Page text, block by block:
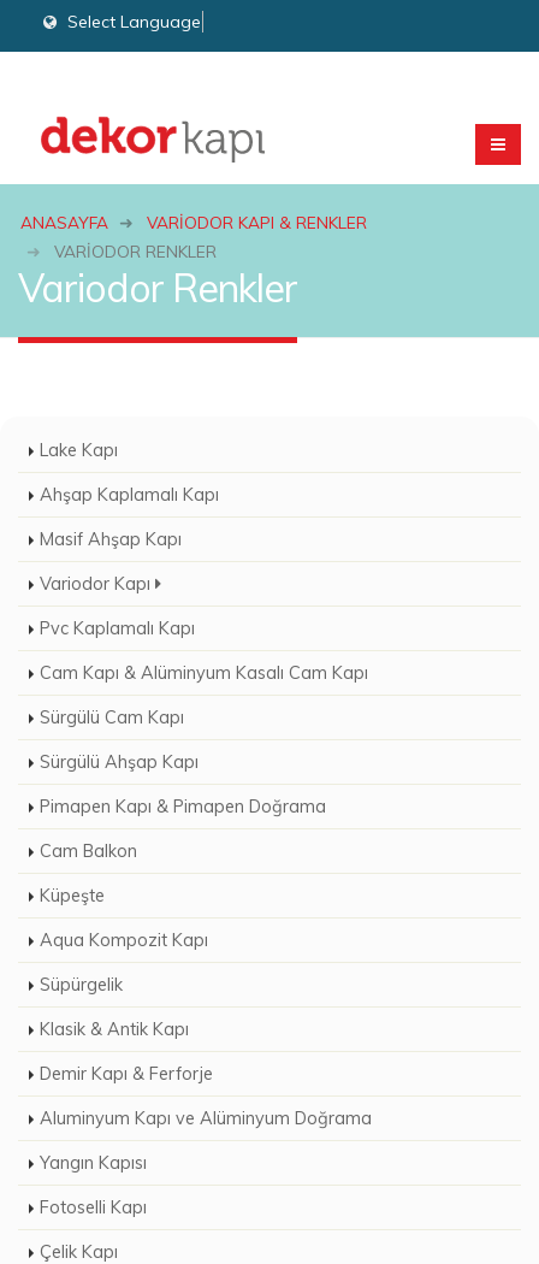
Select Language
ANASAYFA
VARIODOR KAPI & RENKLER
VARIODOR RENKLER
Variodor Renkler
Lake Kapı
Ahşap Kaplamalı Kapı
Masif Ahşap Kapı
Variodor Kapı
Pvc Kaplamalı Kapı
Cam Kapı & Alüminyum Kasalı Cam Kapı
Sürgülü Cam Kapı
Sürgülü Ahşap Kapı
Pimapen Kapı & Pimapen Doğrama
Cam Balkon
Küpeşte
Aqua Kompozit Kapı
Süpürgelik
Klasik & Antik Kapı
Demir Kapı & Ferforje
Aluminyum Kapı ve Alüminyum Doğrama
Yangın Kapısı
Fotoselli Kapı
Çelik Kapı